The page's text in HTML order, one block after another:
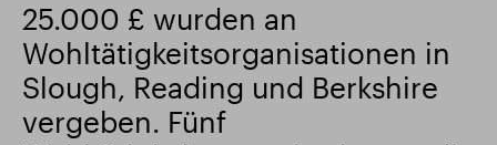
25.000 £ wurden an
Wohltätigkeitsorganisationen in
Slough, Reading und Berkshire
vergeben. Fünf